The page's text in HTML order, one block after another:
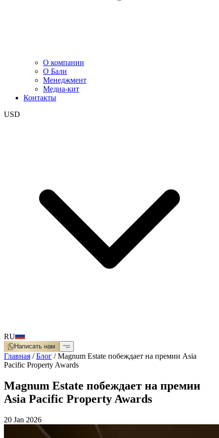
О компании
О Бали
Менеджмент
Медиа-кит
Контакты
USD
RU
Написать нам
Главная /Блог /Magnum Estate побеждает на премии Asia
Pacific Property Awards
Magnum Estate побеждает на премии
Asia Pacific Property Awards
20 Jan 2026